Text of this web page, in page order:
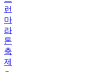
런
마
라
톤
축
제